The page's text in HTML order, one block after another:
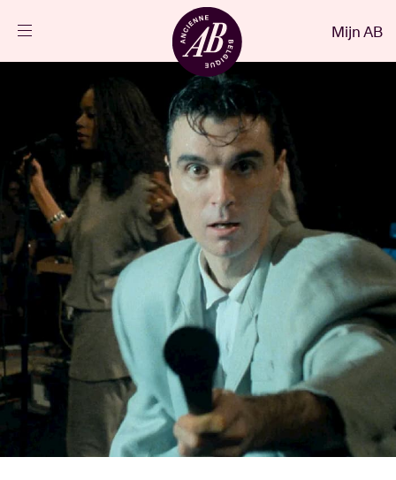
Agenda
Projecten
Nieuws
Bezoekersinfo
AB ❤ you
Zaalhuur
Mijn AB